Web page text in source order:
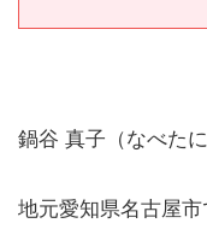
鍋谷 真子（なべた
地元愛知県名古屋